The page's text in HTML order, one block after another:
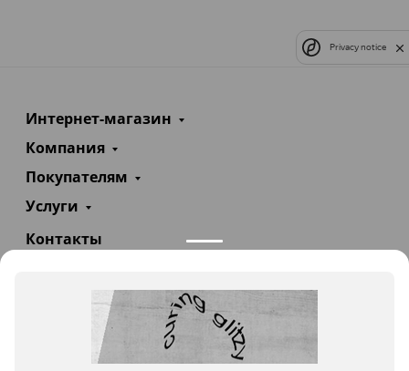
Интернет-магазин
Компания
Покупателям
Услуги
Контакты
info@teploexpert.com
Пн—Сб 09:00 – 18:00
Privacy notice